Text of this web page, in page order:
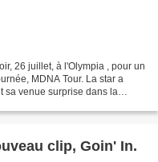
26 juillet, à l'Olympia , pour un
MDNA Tour. La star a
sa venue surprise dans la
clip, Goin' In.